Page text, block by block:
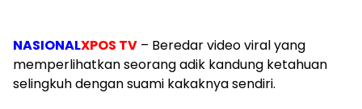
NASIONALXPOS TV – Beredar video viral yang
memperlihatkan seorang adik kandung ketahuan
selingkuh dengan suami kakaknya sendiri.